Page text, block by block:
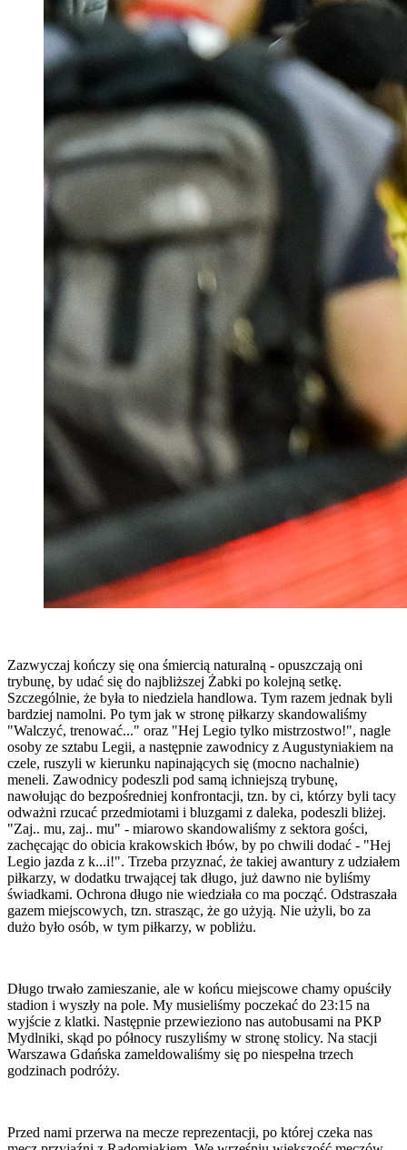
Zazwyczaj kończy się ona śmiercią naturalną - opuszczają oni
trybunę, by udać się do najbliższej Żabki po kolejną setkę.
Szczególnie, że była to niedziela handlowa. Tym razem jednak byli
bardziej namolni. Po tym jak w stronę piłkarzy skandowaliśmy
"Walczyć, trenować..." oraz "Hej Legio tylko mistrzostwo!", nagle
osoby ze sztabu Legii, a następnie zawodnicy z Augustyniakiem na
czele, ruszyli w kierunku napinających się (mocno nachalnie)
meneli. Zawodnicy podeszli pod samą ichniejszą trybunę,
nawołując do bezpośredniej konfrontacji, tzn. by ci, którzy byli tacy
odważni rzucać przedmiotami i bluzgami z daleka, podeszli bliżej.
"Zaj.. mu, zaj.. mu" - miarowo skandowaliśmy z sektora gości,
zachęcając do obicia krakowskich łbów, by po chwili dodać - "Hej
Legio jazda z k...i!". Trzeba przyznać, że takiej awantury z udziałem
piłkarzy, w dodatku trwającej tak długo, już dawno nie byliśmy
świadkami. Ochrona długo nie wiedziała co ma począć. Odstraszała
gazem miejscowych, tzn. strasząc, że go użyją. Nie użyli, bo za
dużo było osób, w tym piłkarzy, w pobliżu.
Długo trwało zamieszanie, ale w końcu miejscowe chamy opuściły
stadion i wyszły na pole. My musieliśmy poczekać do 23:15 na
wyjście z klatki. Następnie przewieziono nas autobusami na PKP
Mydlniki, skąd po północy ruszyliśmy w stronę stolicy. Na stacji
Warszawa Gdańska zameldowaliśmy się po niespełna trzech
godzinach podróży.
Przed nami przerwa na mecze reprezentacji, po której czeka nas